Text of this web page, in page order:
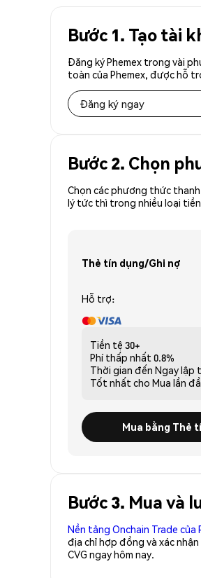
Bước 1. Tạo tài
Đăng ký Phemex trong vài
toàn của Phemex, được hỗ
Đăng ký ngay
Bước 2. Chọn
Chọn các phương thức
lý tức thì trong nhiều loại
Thẻ tín dụng/Ghi nợ
Hỗ trợ:
Tiền tệ 30+
Phí thấp nhất 0.8%
Thời gian đến Ngay lập
Tốt nhất cho Mua lần
Mua bằng Thẻ
Bước 3. Mua và
Nền tảng Onchain Trade của
địa chỉ hợp đồng và xác
CVG ngay hôm nay.